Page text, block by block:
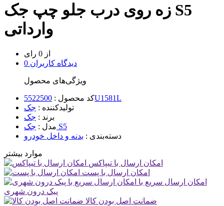
زه روی درب جلو چپ جک S5
وارداتی
از 0 رای
0 دیدگاه کاربران
ویژگی‌های محصول
کد محصول :5522500U1581L
تولیدکننده : جک
برند : جک
مدل : جک S5
دسته‌بندی : بدنه و داخل خودرو
موارد بیشتر
امکان ارسال با تیپاکس
امکان ارسال با پست
امکان ارسال سریع با
پیک درون شهری
ضمانت اصل بودن کالا